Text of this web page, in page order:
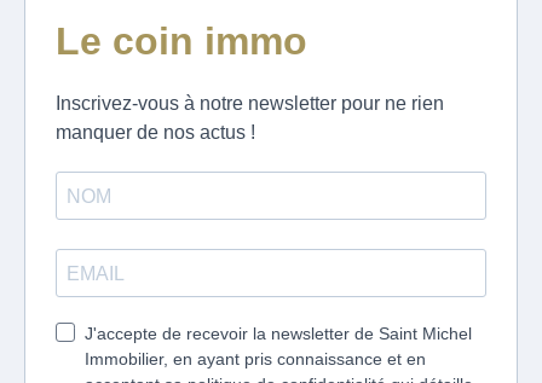
PROPRIÉTAIRES BAILLEURS
RÉSEAUX SOCIAUX
POLITIQUE DE CONFIDENTIALITÉ
GESTION DES COOKIES